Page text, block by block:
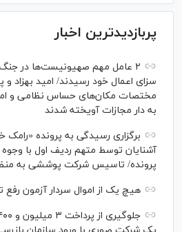
پربازدیدترین اخبار
سزای اعمال خود رسیدند/ امید بهزاد
مختصات مکان‌های حساس نظامی و
به دار مجازات آویخته شدند
برگزاری رسیدگی به پرونده «رامک
آشنایان توسط متهم ردیف اول با
پرونده/ تاسیس شرکت پوششی به
هیچ یک از اموال سردار آزمون